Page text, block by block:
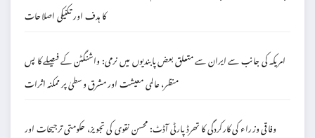
کا ہدف اور تکنیکی اصلاحات
امریکہ کی جانب سے ایران سے متعلق بعض پابندیوں میں نرمی: واشنگٹن کے فیصلے کا پس
منظر، عالمی معیشت اور مشرق وسطیٰ پر ممکنہ اثرات
وفاقی وزراء کی کارکردگی کا تھرڈ پارٹی آڈٹ: محسن نقوی کی تجویز، حکومتی ترجیحات اور